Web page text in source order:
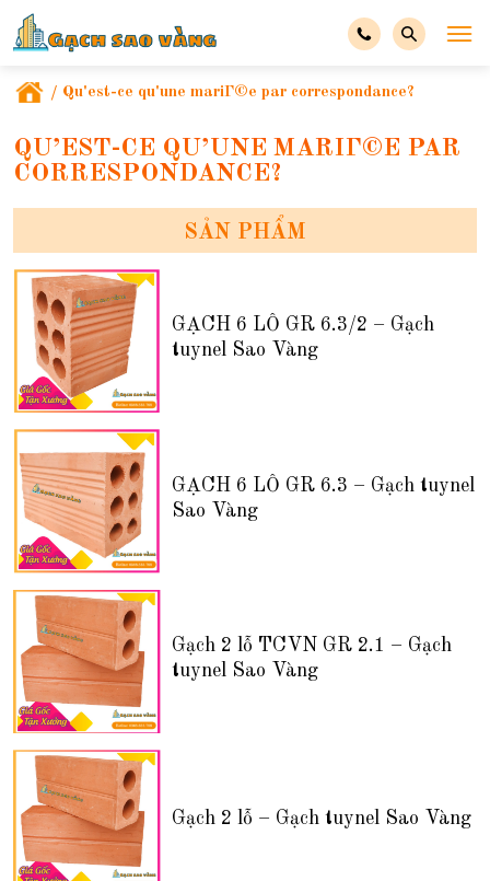
/ Qu'est-ce qu'une mariГ©e par correspondance?
QU’EST-CE QU’UNE MARIГ©E PAR
CORRESPONDANCE?
SẢN PHẨM
GẠCH 6 LỖ GR 6.3/2 – Gạch
tuynel Sao Vàng
GẠCH 6 LỖ GR 6.3 – Gạch tuynel
Sao Vàng
Gạch 2 lỗ TCVN GR 2.1 – Gạch
tuynel Sao Vàng
Gạch 2 lỗ – Gạch tuynel Sao Vàng